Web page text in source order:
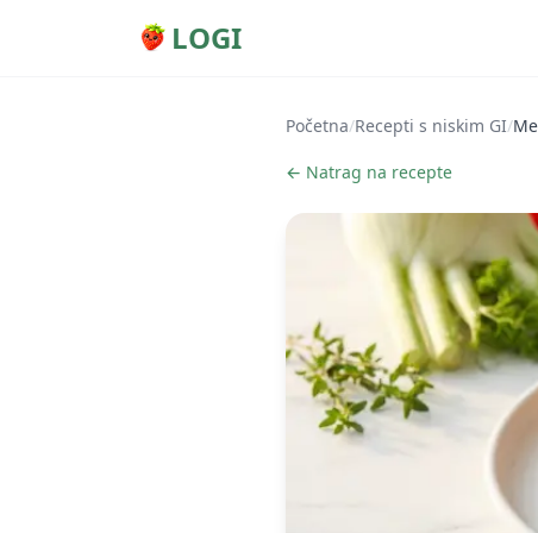
LOGI
Početna/Recepti s niskim GI/
← Natrag na recepte